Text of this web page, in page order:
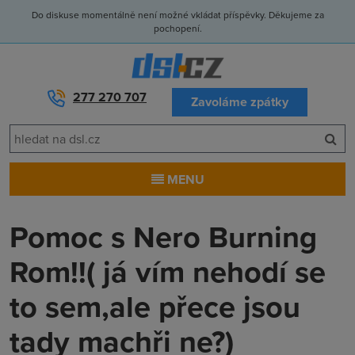
Do diskuse momentálně není možné vkládat příspěvky. Děkujeme za
pochopení.
277 270 707 Zavoláme zpátky
MENU
Pomoc s Nero Burning
Rom!!( já vím nehodí se
to sem,ale přece jsou
tady machři ne?)